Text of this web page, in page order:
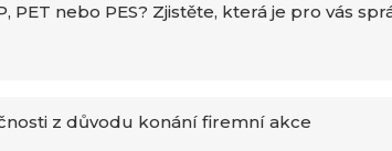
PET nebo PES? Zjistěte, která je pro vás
z důvodu konání firemní akce